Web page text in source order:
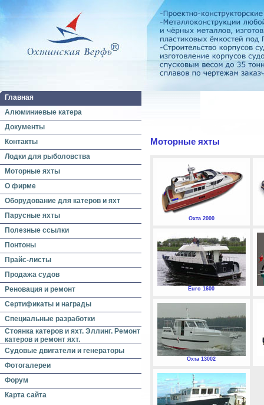
Главная
Алюминиевые катера
Документы
Контакты
Лодки для рыболовства
Моторные яхты
О фирме
Оборудование для катеров и яхт
Парусные яхты
Полезные ссылки
Понтоны
Прайс-листы
Продажа судов
Реновация и ремонт
Сертификаты и награды
Специальные разработки
Стоянка катеров и яхт. Эллинг. Ремонт
катеров и ремонт яхт.
Судовые двигатели и генераторы
Фотогалереи
Форум
Карта сайта
Моторные яхты
Охта 2000
Euro 1600
Охта 13002